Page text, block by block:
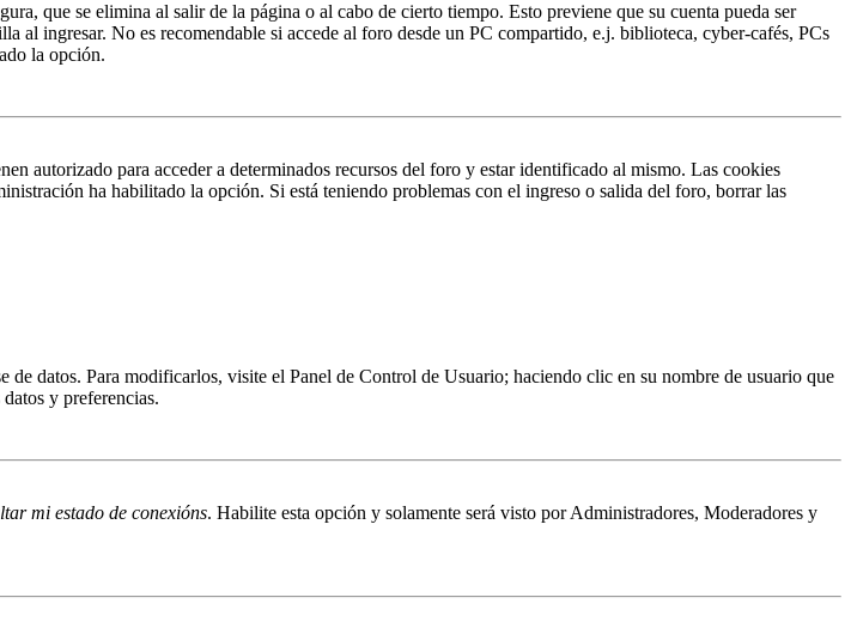
que se elimina al salir de la página o al cabo de cierto tiempo. Esto previene que su cuenta pueda ser
al ingresar. No es recomendable si accede al foro desde un PC compartido, e.j. biblioteca, cyber-cafés, PCs
la opción.
autorizado para acceder a determinados recursos del foro y estar identificado al mismo. Las cookies
ha habilitado la opción. Si está teniendo problemas con el ingreso o salida del foro, borrar las
de datos. Para modificarlos, visite el Panel de Control de Usuario; haciendo clic en su nombre de usuario que
y preferencias.
mi estado de conexións. Habilite esta opción y solamente será visto por Administradores, Moderadores y